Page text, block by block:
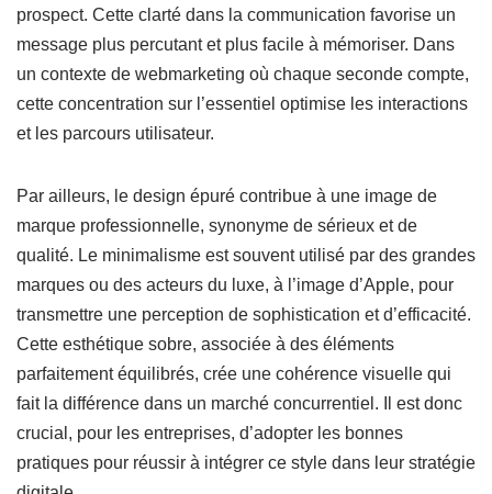
prospect. Cette clarté dans la communication favorise un
message plus percutant et plus facile à mémoriser. Dans
un contexte de webmarketing où chaque seconde compte,
cette concentration sur l’essentiel optimise les interactions
et les parcours utilisateur.
Par ailleurs, le design épuré contribue à une image de
marque professionnelle, synonyme de sérieux et de
qualité. Le minimalisme est souvent utilisé par des grandes
marques ou des acteurs du luxe, à l’image d’Apple, pour
transmettre une perception de sophistication et d’efficacité.
Cette esthétique sobre, associée à des éléments
parfaitement équilibrés, crée une cohérence visuelle qui
fait la différence dans un marché concurrentiel. Il est donc
crucial, pour les entreprises, d’adopter les bonnes
pratiques pour réussir à intégrer ce style dans leur stratégie